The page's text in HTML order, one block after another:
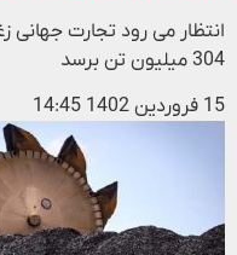
304 میلیون تن برسد
15 فروردین 1402
14:45